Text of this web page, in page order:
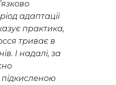
адаптації
практика,
триває в
І надалі, за